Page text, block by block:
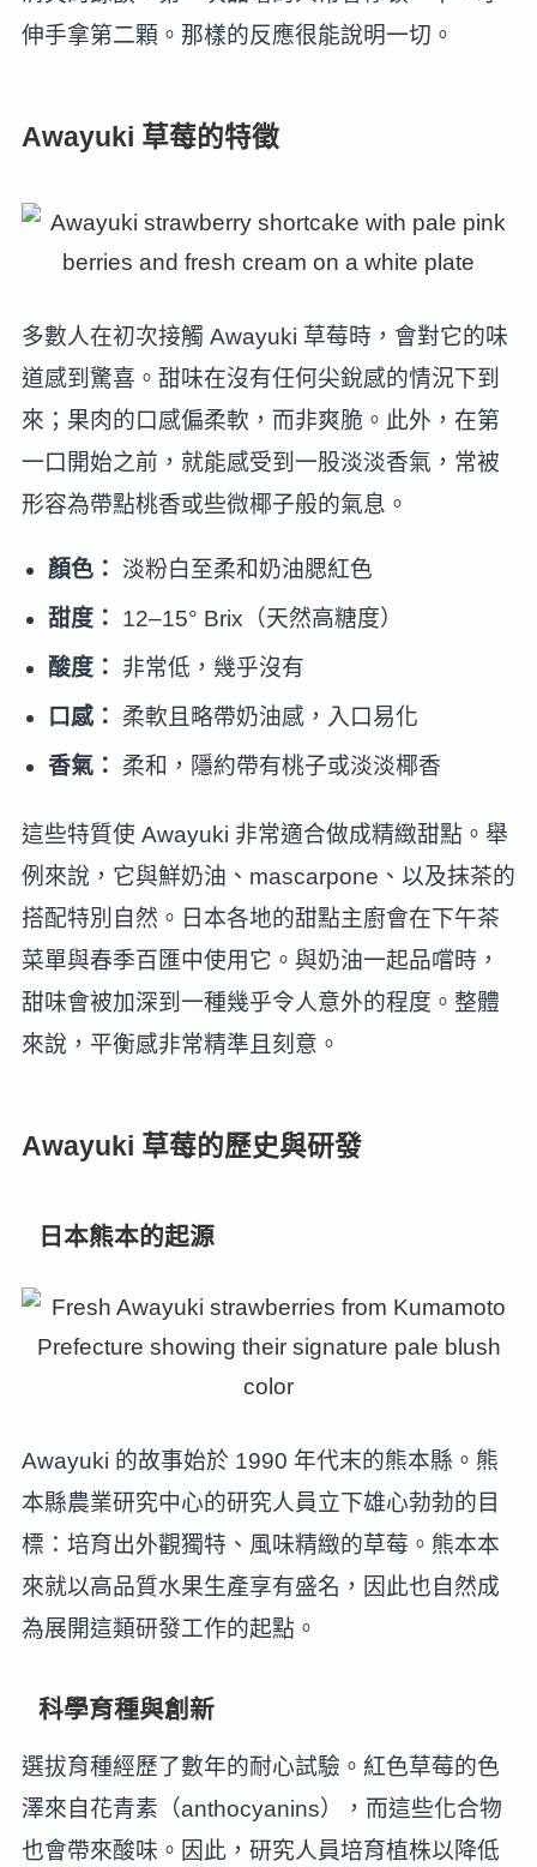
伸手拿第二顆。那樣的反應很能說明一切。
Awayuki 草莓的特徵
多數人在初次接觸 Awayuki 草莓時，會對它的味
道感到驚喜。甜味在沒有任何尖銳感的情況下到
來；果肉的口感偏柔軟，而非爽脆。此外，在第
一口開始之前，就能感受到一股淡淡香氣，常被
形容為帶點桃香或些微椰子般的氣息。
顏色：
淡粉白至柔和奶油腮紅色
甜度：
12–15° Brix（天然高糖度）
酸度：
非常低，幾乎沒有
口感：
柔軟且略帶奶油感，入口易化
香氣：
柔和，隱約帶有桃子或淡淡椰香
這些特質使 Awayuki 非常適合做成精緻甜點。舉
例來說，它與鮮奶油、mascarpone、以及抹茶的
搭配特別自然。日本各地的甜點主廚會在下午茶
菜單與春季百匯中使用它。與奶油一起品嚐時，
甜味會被加深到一種幾乎令人意外的程度。整體
來說，平衡感非常精準且刻意。
Awayuki 草莓的歷史與研發
日本熊本的起源
Awayuki 的故事始於 1990 年代末的熊本縣。熊
本縣農業研究中心的研究人員立下雄心勃勃的目
標：培育出外觀獨特、風味精緻的草莓。熊本本
來就以高品質水果生產享有盛名，因此也自然成
為展開這類研發工作的起點。
科學育種與創新
選拔育種經歷了數年的耐心試驗。紅色草莓的色
澤來自花青素（anthocyanins），而這些化合物
也會帶來酸味。因此，研究人員培育植株以降低